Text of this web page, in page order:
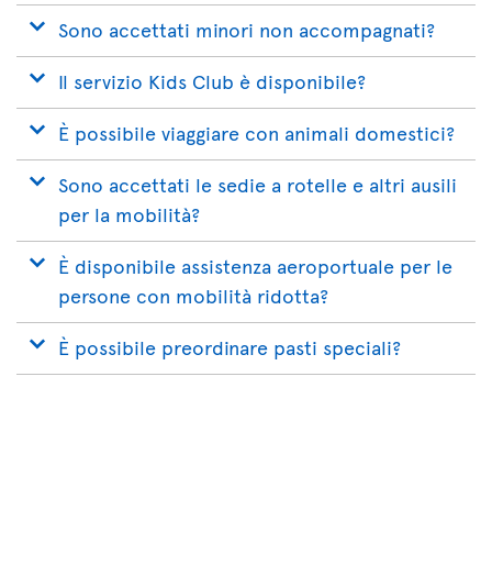
Sono accettati minori non accompagnati?
Il servizio Kids Club è disponibile?
È possibile viaggiare con animali domestici?
Sono accettati le sedie a rotelle e altri ausili
per la mobilità?
È disponibile assistenza aeroportuale per le
persone con mobilità ridotta?
È possibile preordinare pasti speciali?